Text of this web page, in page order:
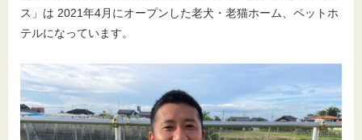
ス」は 2021年4月にオープンした老犬・老猫ホーム、ペットホ
テルになっています。